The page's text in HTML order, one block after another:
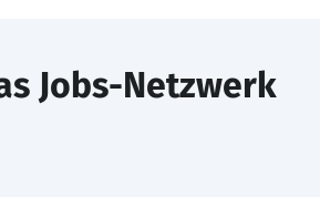
Jobs-Netzwerk